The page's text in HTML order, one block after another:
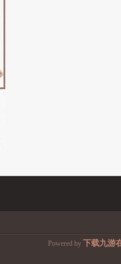
Powered by 下载九游